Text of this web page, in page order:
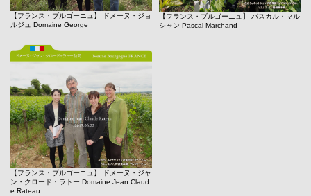
【フランス・ブルゴーニュ】 ドメーヌ・ジョ
ルジュ Domaine George
【フランス・ブルゴーニュ】 パスカル・マル
シャン Pascal Marchand
【フランス・ブルゴーニュ】 ドメーヌ・ジャ
ン・クロード・ラトー Domaine Jean Claud
e Rateau